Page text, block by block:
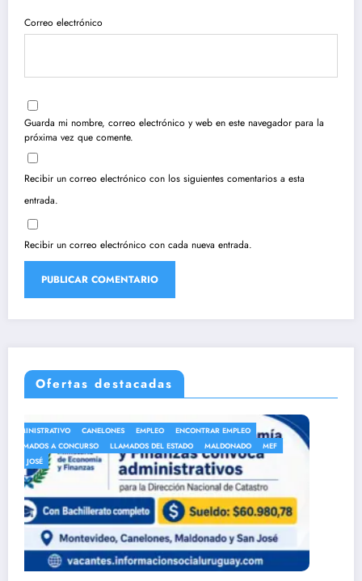
Correo electrónico
Guarda mi nombre, correo electrónico y web en este navegador para la
próxima vez que comente.
Recibir un correo electrónico con los siguientes comentarios a esta
entrada.
Recibir un correo electrónico con cada nueva entrada.
Ofertas destacadas
ANEP AUXILIAR DE LIMPIEZA
AUXILIAR DE SERVICIO
AUXILIARES DE SERVICIO
EMPLEO
ENCONTRAR EMPLEO
LLAMADOS A CONCURSO
LLAMADOS DEL ESTADO